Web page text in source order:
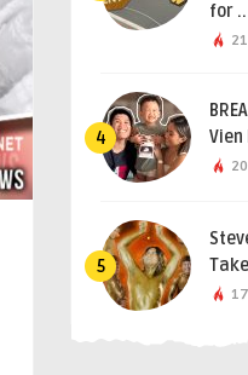
for ..
4
Vien
5